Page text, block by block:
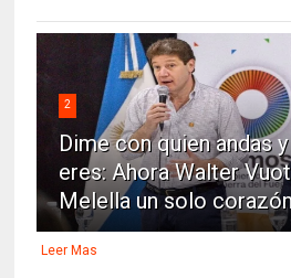
2
Dime con quien andas
eres: Ahora Walter
Melella un solo
Leer Mas